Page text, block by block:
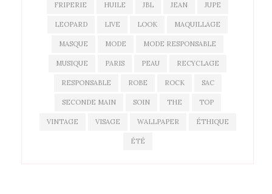
FRIPERIE HUILE JBL JEAN JUPE
LEOPARD LIVE LOOK MAQUILLAGE
MASQUE MODE MODE RESPONSABLE
MUSIQUE PARIS PEAU RECYCLAGE
RESPONSABLE ROBE ROCK SAC
SECONDE MAIN SOIN THE TOP
VINTAGE VISAGE WALLPAPER ÉTHIQUE
ÉTÉ